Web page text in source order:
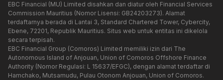
EBC Financial (MU) Limited disahkan dan diatur oleh Financial Services
Commission Mauritius (Nomor Lisensi: GB24203273). Alamat
terdaftarnya berada di Lantai 3, Standard Chartered Tower, Cybercity,
Ebene, 72201, Republik Mauritius. Situs web untuk entitas ini dikelola
secara terpisah.
EBC Financial Group (Comoros) Limited memiliki izin dari The
Autonomous Island of Anjouan, Union of Comoros Offshore Finance
Authority (Nomor Regulasi: L 15637/EFGC), dengan alamat terdaftar di
Hamchako, Mutsamudu, Pulau Otonom Anjouan, Union of Comoros.